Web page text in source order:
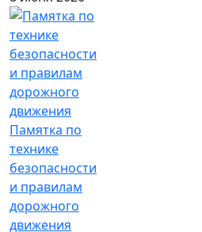
Памятка по
технике
безопасности
и правилам
дорожного
движения